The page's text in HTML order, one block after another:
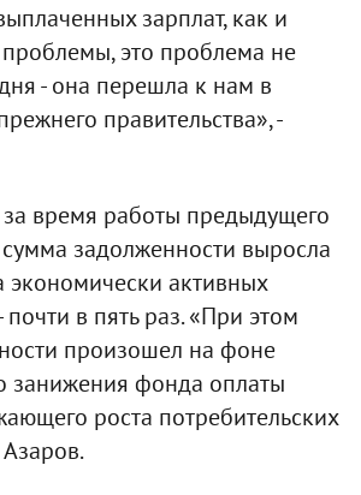
зарплат, как и
это проблема не
- она перешла к нам в
правительства», -
время работы предыдущего
сумма задолженности выросла
экономически активных
в пять раз. «При этом
произошел на фоне
занижения фонда оплаты
роста потребительских